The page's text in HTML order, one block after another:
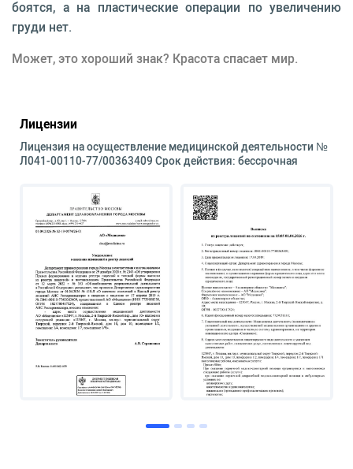
боятся, а на пластические операции по увеличению
груди нет.
Может, это хороший знак? Красота спасает мир.
Лицензии
Лицензия на осуществление медицинской деятельности №
Л041-00110-77/00363409 Срок действия: бессрочная